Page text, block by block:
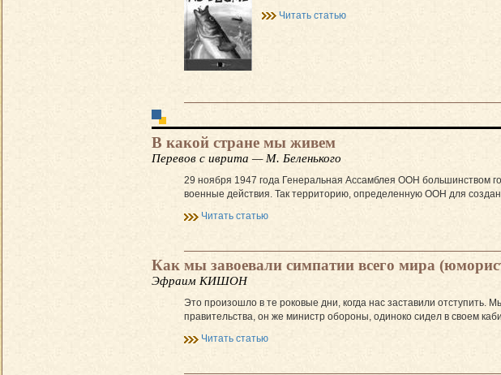
Читать статью
В какой стране мы живем
Перевов с иврита — М. Беленького
29 ноября 1947 года Генеральная Ассамблея ООН большинством
военные действия. Так территорию, определенную ООН для
Читать статью
Как мы завоевали симпатии всего мира
Эфраим КИШОН
Это произошло в те роковые дни, когда нас заставили отступить.
правительства, он же министр обороны, одиноко сидел в своем
Читать статью